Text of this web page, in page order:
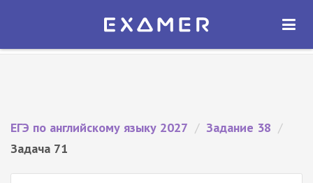
Экзамер — ЕГЭ 2027
ОТКРЫТЬ
ЕГЭ по английскому языку 2027 / Задание 38 /
Задача 71